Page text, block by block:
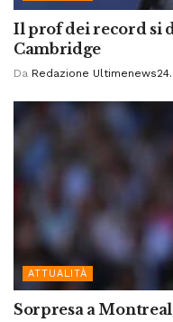
Il prof dei record si
Cambridge
Da Redazione
ATTUALITÀ
Sorpresa a